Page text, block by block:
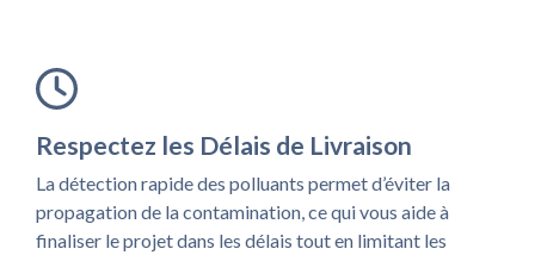
Respectez les Délais de Livraison
La détection rapide des polluants permet d’éviter la
propagation de la contamination, ce qui vous aide à
finaliser le projet dans les délais tout en limitant les